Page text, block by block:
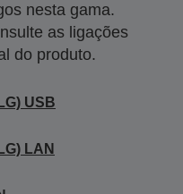
nesta gama.
as ligações
do produto.
USB
LAN